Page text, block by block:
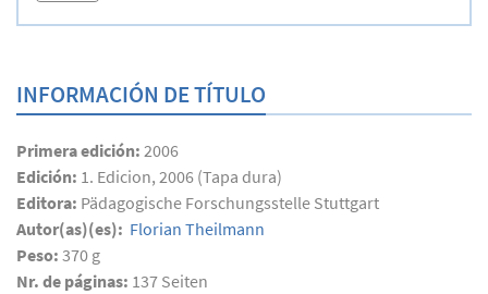
INFORMACIÓN DE TÍTULO
Primera edición: 2006
Edición: 1. Edicion, 2006 (Tapa dura)
Editora: Pädagogische Forschungsstelle Stuttgart
Autor(as)(es): Florian Theilmann
Peso: 370 g
Nr. de páginas: 137 Seiten